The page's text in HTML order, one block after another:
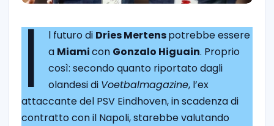
I l futuro di Dries Mertenspotrebbe essere
a Miamicon Gonzalo Higuain. Proprio
così: secondo quanto riportato dagli
olandesi di Voetbalmagazine, l’ex
attaccante del PSV Eindhoven, in scadenza di
contratto con il Napoli, starebbe valutando